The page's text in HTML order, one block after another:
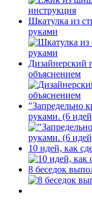
Шкатулка из
руками
объяснением
"Запредельно
руками. (6
10 идей, как
8 беседок